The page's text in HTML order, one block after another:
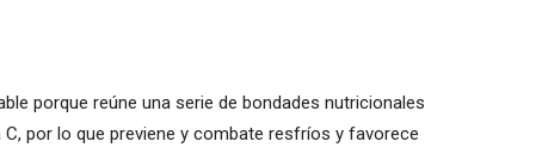
porque reúne una serie de bondades nutricionales
por lo que previene y combate resfríos y favorece